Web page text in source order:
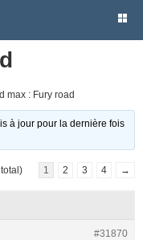
max : Fury road
à jour pour la dernière fois
1 2 3 4 →
#31870